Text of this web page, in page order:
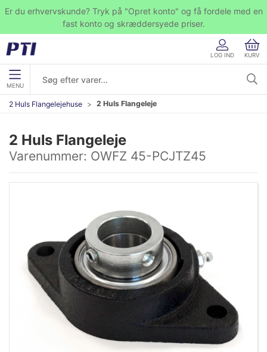
Er du erhvervskunde? Tryk på "Opret konto" og få fordele med en
fast konto og skræddersyede priser.
LOG IND KURV
MENU
2 Huls Flangelejehuse 2 Huls Flangeleje
2 Huls Flangeleje
Varenummer: OWFZ 45-PCJTZ45